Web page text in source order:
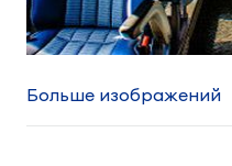
Больше изображений